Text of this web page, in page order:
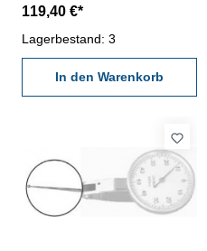
Messrichtung - mit
Schwalbenschwanzführungen
für Einspannschaft Ø 6 mm
und Ø 8 mm (inkl.) -
Digitalanzeige mit Laufbalken,
0,001 mm- mit Mode-, Set-
Messmethode: Standard,
Maximum, Minimum und
Differenzfeld - im
119,40 €*
Lagerbestand: 3
In den Warenkorb